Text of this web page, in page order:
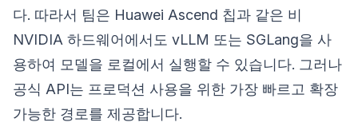
다. 따라서 팀은 Huawei Ascend 칩과 같은 비
NVIDIA 하드웨어에서도 vLLM 또는 SGLang을 사
용하여 모델을 로컬에서 실행할 수 있습니다. 그러나
공식 API는 프로덕션 사용을 위한 가장 빠르고 확장
가능한 경로를 제공합니다.